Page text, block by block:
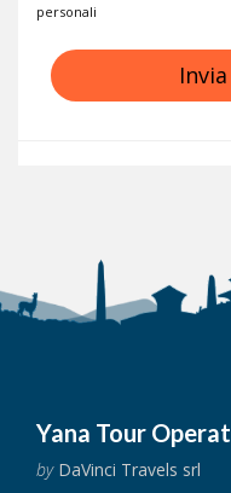
personali
Yana Tour
byDaVinci Travels srl